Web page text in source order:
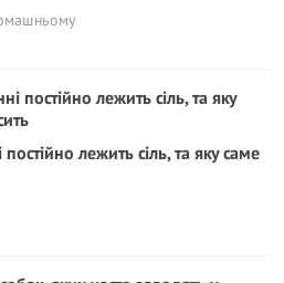
лежить сіль, та яку саме